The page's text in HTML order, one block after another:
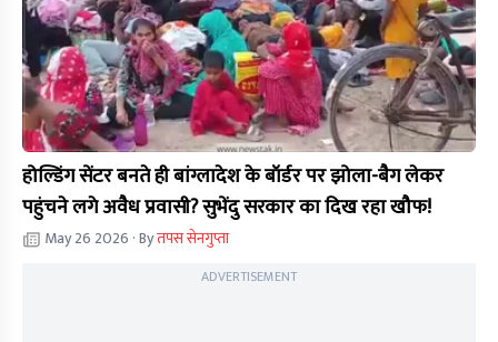
होल्डिंग सेंटर बनते ही बांग्लादेश के बॉर्डर पर झोला-बैग लेकर
पहुंचने लगे अवैध प्रवासी? सुभेंदु सरकार का दिख रहा खौफ!
May 26 2026 · Byतपस सेनगुप्ता
ADVERTISEMENT